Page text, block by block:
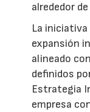
alrededor
La
expansión
alineado
definidos
Estrategia
empresa